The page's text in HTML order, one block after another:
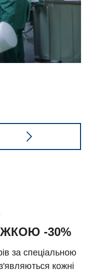
-30%
за спеціальною
кожні